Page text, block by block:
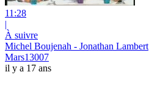
11:28
|
À suivre
Michel Boujenah - Jonathan Lambert
Mars13007
il y a 17 ans